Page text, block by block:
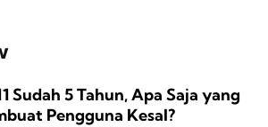
Sudah 5 Tahun, Apa Saja yang
Pengguna Kesal?